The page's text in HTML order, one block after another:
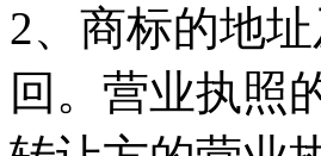
2、商标的地
回。营业执照